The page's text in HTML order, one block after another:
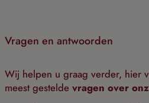
Vragen en antwoorden
Wij helpen u graag verder, hier
meest gestelde vragen over